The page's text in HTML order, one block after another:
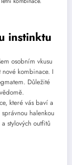
instinktu
osobním vkusu
kombinace. I
Důležité
které vás baví a
halenkou
stylových outfitů